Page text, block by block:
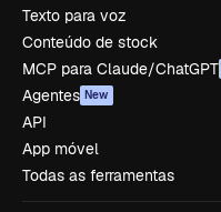
Texto para voz
Conteúdo de stock
MCP para Claude/ChatGPT
Agentes New
API
App móvel
Todas as ferramentas